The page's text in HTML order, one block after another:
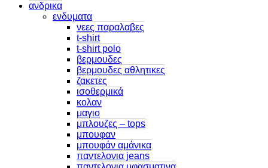
ανδρικα
ενδυματα
νεες παραλαβες
t-shirt
t-shirt polo
βερμουδες
βερμουδες αθλητικες
ζακετες
ισοθερμικά
κολαν
μαγιο
μπλουζες – tops
μπουφαν
μπουφάν αμάνικα
παντελονια jeans